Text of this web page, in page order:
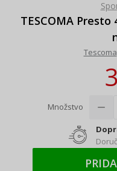
TESCOMA
Tescoma
Množstvo